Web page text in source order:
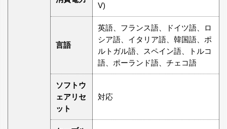
V)
言語
英語、フランス語、ドイツ語、ロ
シア語、イタリア語、韓国語、ポ
ルトガル語、スペイン語、トルコ
語、ポーランド語、チェコ語
ソフトウ
ェアリセ
ット
対応